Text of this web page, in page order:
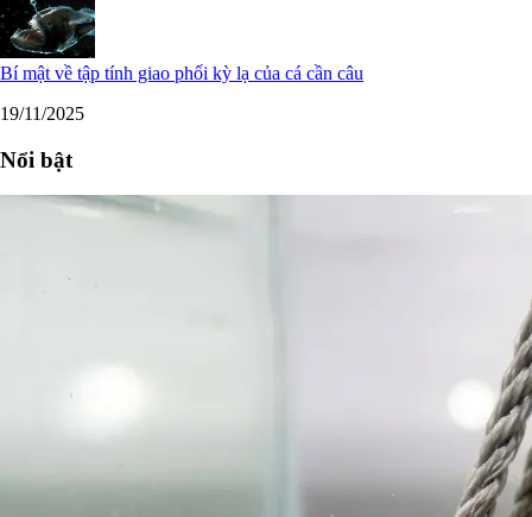
Bí mật về tập tính giao phối kỳ lạ của cá cần câu
19/11/2025
Nổi bật